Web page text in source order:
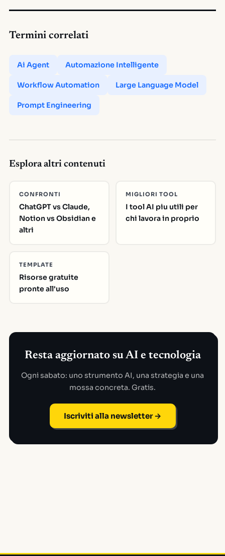
Termini correlati
Ai Agent Automazione Intelligente
Workflow Automation Large Language Model
Prompt Engineering
Esplora altri contenuti
CONFRONTI
ChatGPT vs Claude,
Notion vs Obsidian e
altri
MIGLIORI TOOL
I tool AI piu utili per
chi lavora in proprio
TEMPLATE
Risorse gratuite
pronte all'uso
Resta aggiornato su AI e tecnologia
Ogni sabato: uno strumento AI, una strategia e una
mossa concreta. Gratis.
Iscriviti alla newsletter →